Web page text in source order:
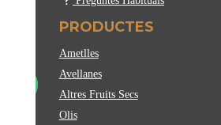
PRODUCTES
Ametlles
Avellanes
Altres Fruits Secs
Olis